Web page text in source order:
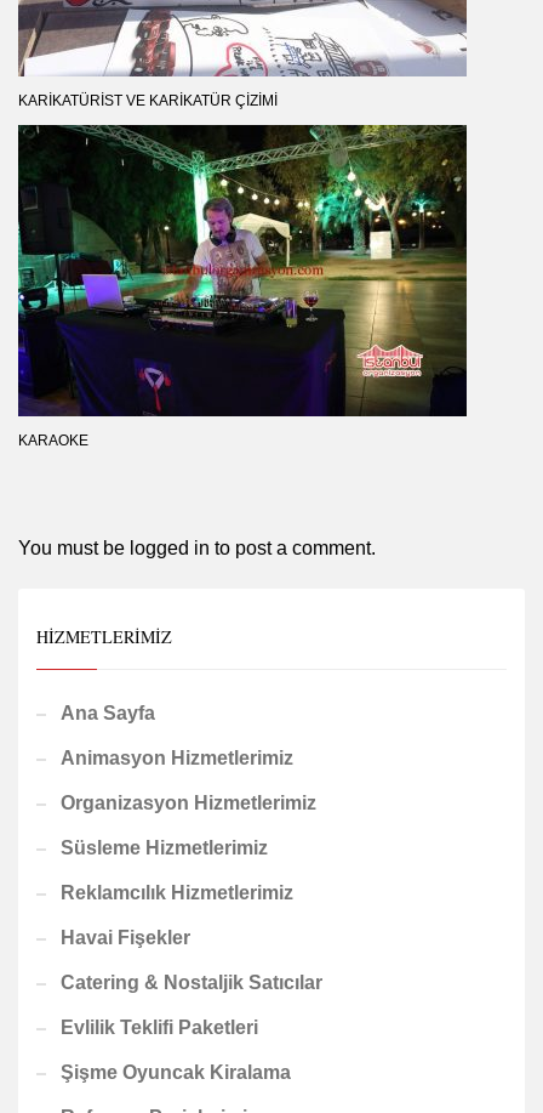
KARIKATÜRIST VE KARIKATÜR ÇIZIMI
KARAOKE
You must be logged in to post a comment.
HIZMETLERIMIZ
Ana Sayfa
Animasyon Hizmetlerimiz
Organizasyon Hizmetlerimiz
Süsleme Hizmetlerimiz
Reklamcılık Hizmetlerimiz
Havai Fişekler
Catering & Nostaljik Satıcılar
Evlilik Teklifi Paketleri
Şişme Oyuncak Kiralama